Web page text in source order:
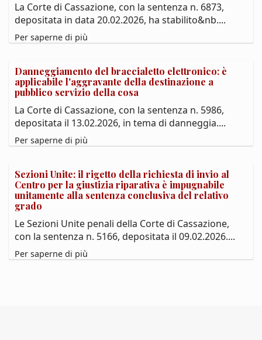
La Corte di Cassazione, con la sentenza n. 6873,
depositata in data 20.02.2026, ha stabilito&nb....
Per saperne di più
Danneggiamento del braccialetto elettronico: è
applicabile l'aggravante della destinazione a
pubblico servizio della cosa
La Corte di Cassazione, con la sentenza n. 5986,
depositata il 13.02.2026, in tema di danneggia....
Per saperne di più
Sezioni Unite: il rigetto della richiesta di invio al
Centro per la giustizia riparativa è impugnabile
unitamente alla sentenza conclusiva del relativo
grado
Le Sezioni Unite penali della Corte di Cassazione,
con la sentenza n. 5166, depositata il 09.02.2026....
Per saperne di più